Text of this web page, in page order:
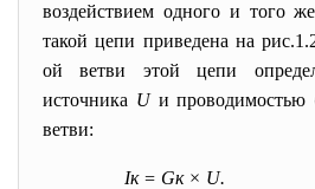
воздействием одного и того
такой цепи приведена на
ой ветви этой цепи
источника Uи проводимостью
ветви:
Iк = Gк ×